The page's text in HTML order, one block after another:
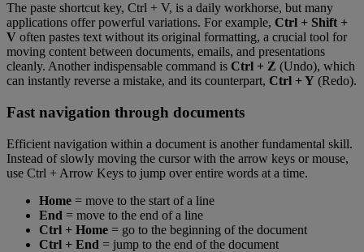
The paste shortcut key, Ctrl + V, is a daily workhorse, but many
applications offer powerful variations. For example, Ctrl + Shift +
V often pastes text without its original formatting, a crucial tool for
moving content between documents, emails, and presentations
cleanly. Another indispensable command is Ctrl + Z (Undo), which
can instantly reverse a mistake, and its counterpart, Ctrl + Y (Redo).
Fast navigation through documents
Efficient navigation within a document is another fundamental skill.
Instead of slowly moving the cursor with the arrow keys or mouse,
use Ctrl + Arrow Keys to jump over entire words at a time.
Home = move to the start of a line
End = move to the end of a line
Ctrl + Home = go to the beginning of the document
Ctrl + End = jump to the end of the document